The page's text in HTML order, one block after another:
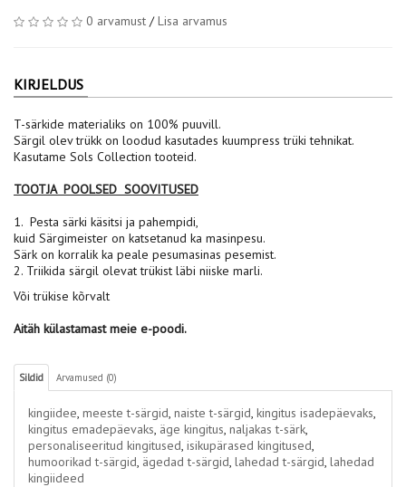
0 arvamust /Lisa arvamus
KIRJELDUS
T-särkide materialiks on 100% puuvill.
Särgil olev trükk on loodud kasutades kuumpress trüki tehnikat.
Kasutame Sols Collection tooteid.
TOOTJA POOLSED SOOVITUSED
1. Pesta särki käsitsi ja pahempidi,
kuid Särgimeister on katsetanud ka masinpesu.
Särk on korralik ka peale pesumasinas pesemist.
2. Triikida särgil olevat trükist läbi niiske marli.
Või trükise kõrvalt
Aitäh külastamast meie e-poodi.
Sildid Arvamused (0)
kingiidee, meeste t-särgid, naiste t-särgid, kingitus isadepäevaks,
kingitus emadepäevaks, äge kingitus, naljakas t-särk,
personaliseeritud kingitused, isikupärased kingitused,
humoorikad t-särgid, ägedad t-särgid, lahedad t-särgid, lahedad
kingiideed